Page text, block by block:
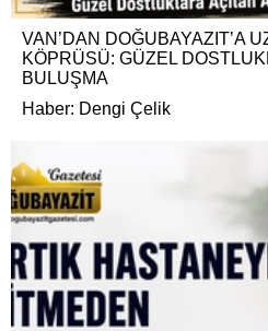
VAN’DAN DOĞUBAYAZIT’A
KÖPRÜSÜ: GÜZEL
BULUŞMA
Haber: Dengi Çelik